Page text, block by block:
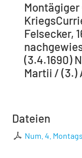
Felsecker,
(3.4.1690)
Martii / (3.)
Dateien
Num. 4.